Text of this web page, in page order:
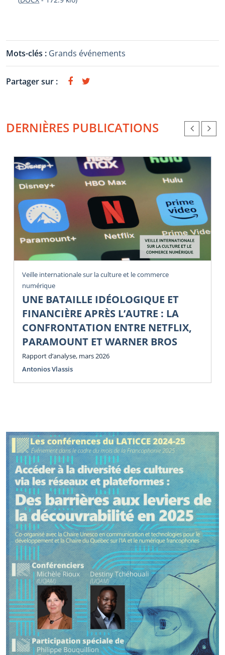
Mots-clés : Grands événements
Partager sur :
DERNIÈRES PUBLICATIONS
Veille internationale sur la culture et le commerce
numérique
UNE BATAILLE IDÉOLOGIQUE ET
FINANCIÈRE APRÈS L’AUTRE : LA
CONFRONTATION ENTRE NETFLIX,
PARAMOUNT ET WARNER BROS
Rapport d’analyse, mars 2026
Antonios Vlassis